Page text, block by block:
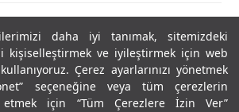
daha iyi tanımak, sitemizdeki
kişiselleştirmek ve iyileştirmek için web
Çerez ayarlarınızı yönetmek
seçeneğine veya tüm çerezlerin
etmek için “Tüm Çerezlere İzin Ver”
IN-FORMAL Tüm hakları saklıdır.